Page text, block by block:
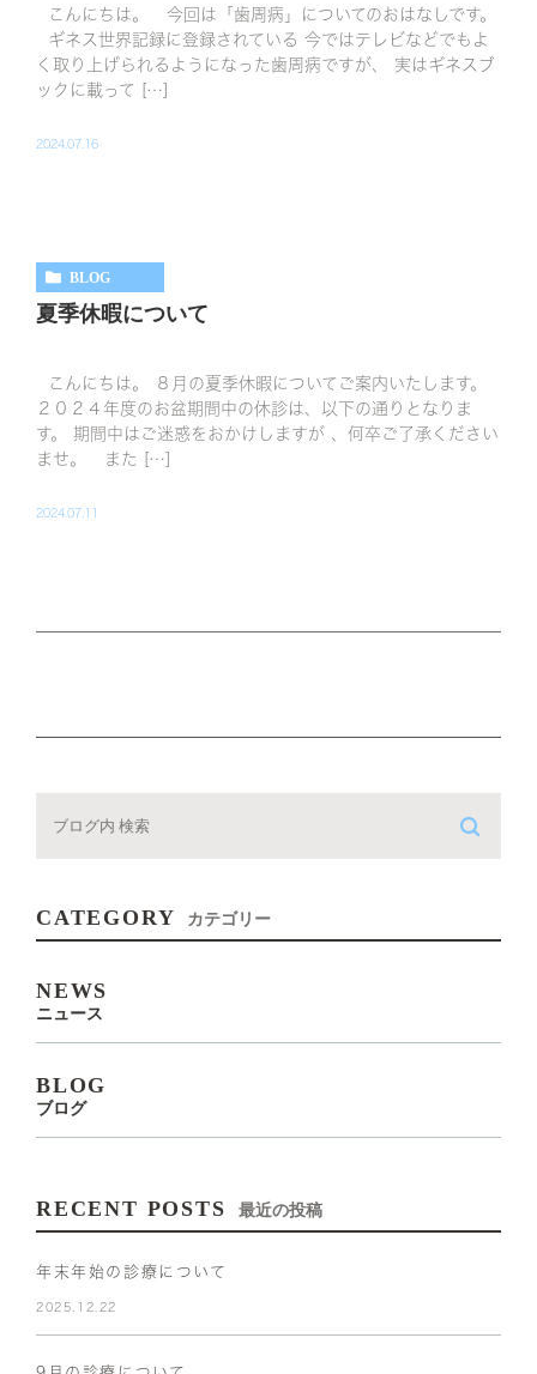
こんにちは。 今回は「歯周病」についてのおはなしです。
ギネス世界記録に登録されている 今ではテレビなどでもよ
く取り上げられるようになった歯周病ですが、 実はギネスブ
ックに載って […]
2024.07.16
BLOG
夏季休暇について
こんにちは。 ８月の夏季休暇についてご案内いたします。
２０２４年度のお盆期間中の休診は、以下の通りとなりま
す。 期間中はご迷惑をおかけしますが 、何卒ご了承ください
ませ。 また […]
2024.07.11
CATEGORY カテゴリー
NEWS
ニュース
BLOG
ブログ
RECENT POSTS 最近の投稿
年末年始の診療について
2025.12.22